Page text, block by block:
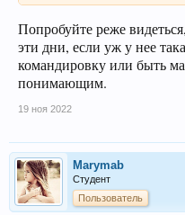
Попробуйте реже
эти дни, если уж у нее
командировку или быть
понимающим.
19 ноя 2022
Marymab
Студент
Пользователь